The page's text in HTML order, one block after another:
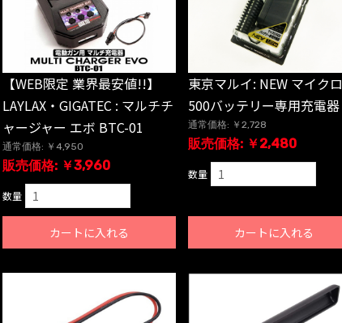
【WEB限定 業界最安値!!】
LAYLAX・GIGATEC : マルチチ
ャージャー エボ BTC-01
通常価格: ￥4,950
販売価格: ￥3,960
数量
カートに入れる
東京マルイ: NEW マイクロ
500バッテリー専用充電器
通常価格: ￥2,728
販売価格: ￥2,480
数量
カートに入れる